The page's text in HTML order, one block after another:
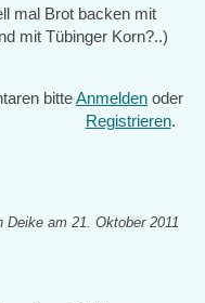
mal Brot backen mit
mit Tübinger Korn?..)
bitteAnmelden oder
Registrieren.
Deike am 21. Oktober 2011